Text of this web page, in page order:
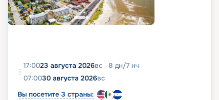
17:0023 августа 2026вс 8 дн/7 нч
07:0030 августа 2026вс
Вы посетите 3 страны: